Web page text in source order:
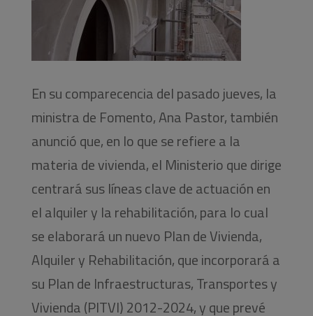
En su comparecencia del pasado jueves, la
ministra de Fomento, Ana Pastor, también
anunció que, en lo que se refiere a la
materia de vivienda, el Ministerio que dirige
centrará sus líneas clave de actuación en
el alquiler y la rehabilitación, para lo cual
se elaborará un nuevo Plan de Vivienda,
Alquiler y Rehabilitación, que incorporará a
su Plan de Infraestructuras, Transportes y
Vivienda (PITVI) 2012-2024, y que prevé